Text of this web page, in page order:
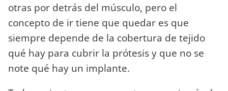
otras por detrás del músculo, pero el
concepto de ir tiene que quedar es que
siempre depende de la cobertura de tejido
qué hay para cubrir la prótesis y que no se
note qué hay un implante.